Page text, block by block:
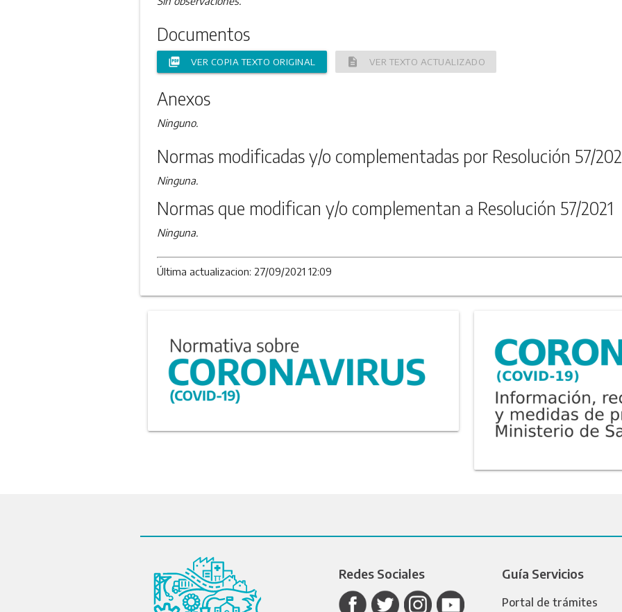
Documentos
picture_as_pdf VER COPIA TEXTO ORIGINAL description VER TEXTO ACTUALIZADO
Anexos
Ninguno.
Normas modificadas y/o complementadas por Resolución 57/
Ninguna.
Normas que modifican y/o complementan a Resolución 57/2021
Ninguna.
Última actualizacion: 27/09/2021 12:09
Redes Sociales Guía Servicios
Portal de trámites